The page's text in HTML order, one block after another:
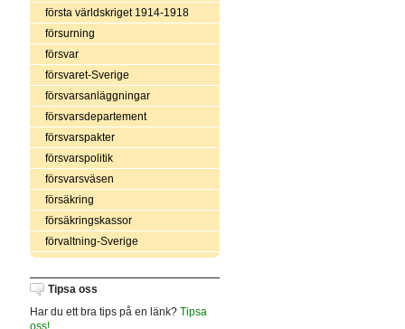
första världskriget 1914-1918
försurning
försvar
försvaret-Sverige
försvarsanläggningar
försvarsdepartement
försvarspakter
försvarspolitik
försvarsväsen
försäkring
försäkringskassor
förvaltning-Sverige
Tipsa oss
Har du ett bra tips på en länk? Tipsa
oss!